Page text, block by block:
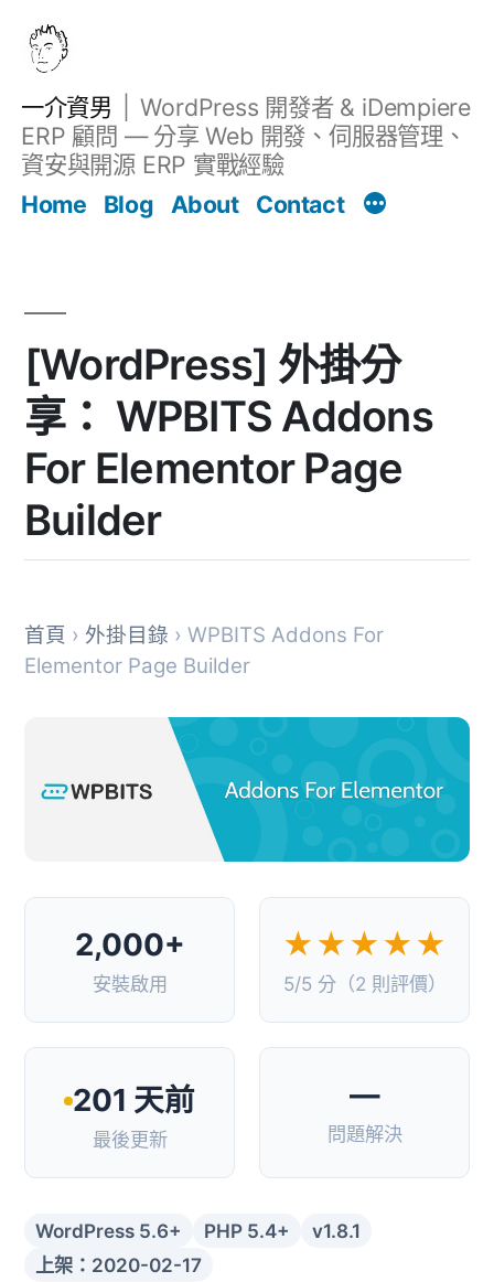
一介資男
WordPress 開發者 & iDempiere
ERP 顧問 — 分享 Web 開發、伺服器管理、
資安與開源 ERP 實戰經驗
Home
Blog About Contact
[WordPress] 外掛分
享： WPBITS Addons
For Elementor Page
Builder
首頁 › 外掛目錄 › WPBITS Addons For
Elementor Page Builder
2,000+
安裝啟用
★★★★★
5/5 分（2 則評價）
201 天前
最後更新
—
問題解決
WordPress 5.6+ PHP 5.4+
v1.8.1
上架：2020-02-17
文章